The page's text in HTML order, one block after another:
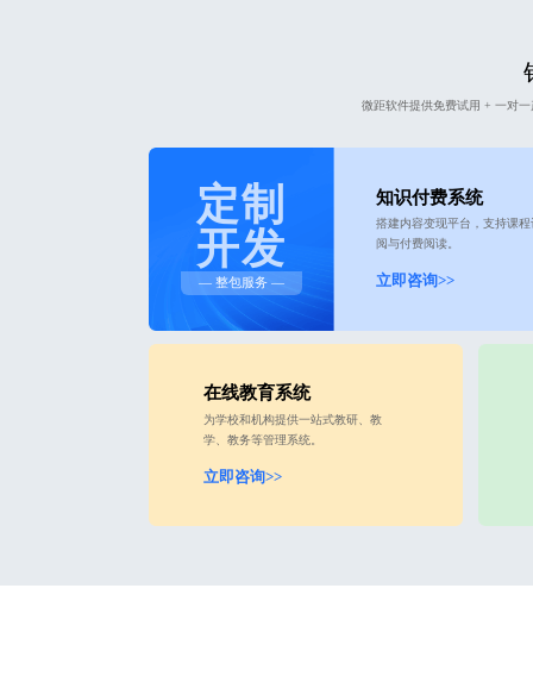
微距软件提供免费试用 + 一对
定制
开发
— 整包服务 —
知识付费系统
搭建内容变现平台，支持课程
阅与付费阅读。
立即咨询>>
在线教育系统
为学校和机构提供一站式教研、教
学、教务等管理系统。
立即咨询>>